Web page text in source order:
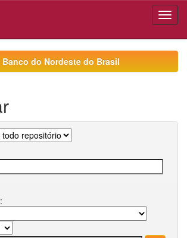
Banco do Nordeste do Brasil